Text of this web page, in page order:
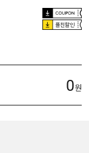
플친할인
0원